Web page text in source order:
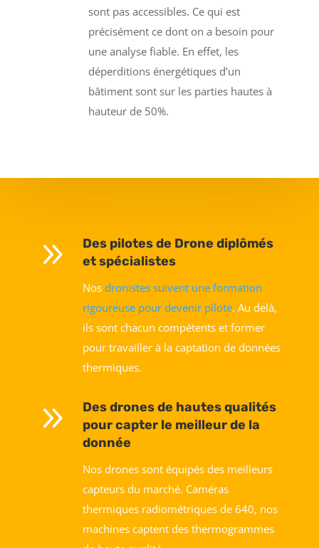
sont pas accessibles. Ce qui est
précisément ce dont on a besoin pour
une analyse fiable. En effet, les
déperditions énergétiques d’un
bâtiment sont sur les parties hautes à
hauteur de 50%.
9
Des pilotes de Drone diplômés
et spécialistes
Nos dronistes suivent une formation
rigoureuse pour devenir pilote. Au delà,
ils sont chacun compétents et former
pour travailler à la captation de données
thermiques.
9
Des drones de hautes qualités
pour capter le meilleur de la
donnée
Nos drones sont équipés des meilleurs
capteurs du marché. Caméras
thermiques radiométriques de 640, nos
machines captent des thermogrammes